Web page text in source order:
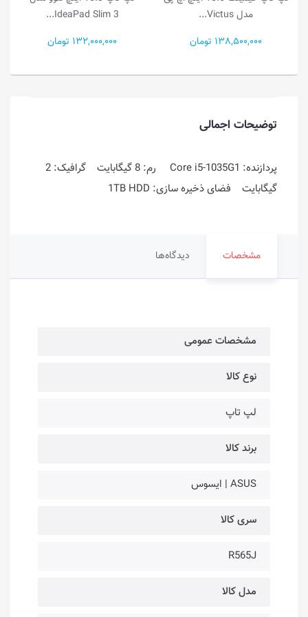
IdeaPad Slim 3...
132,000,000 تومان
IdeaPad Slim 3...
99,000,000 تومان
توضیحات اجمالی
پردازنده: Core i5-1035G1 رم: 8 گیگابایت گرافیک: 2
گیگابایت فضای ذخیره سازی: 1TB HDD
مشخصات دیدگاه‌ها
مشخصات عمومی
نوع کالا
لپ تاپ
برند کالا
ASUS | ایسوس
سری کالا
R565J
مدل کالا